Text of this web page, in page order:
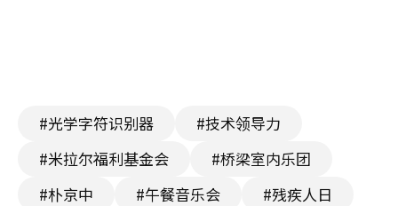
#光学字符识别器
#技术领导力
#米拉尔福利基金会
#桥梁室内乐团
#朴京中
#午餐音乐会
#残疾人日